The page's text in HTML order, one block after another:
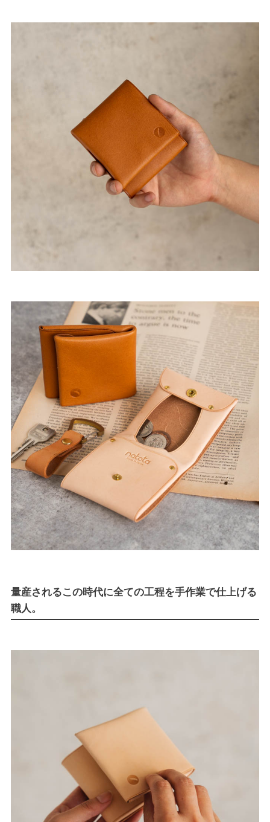
量産されるこの時代に全ての工程を手作業で仕上げる
職人。